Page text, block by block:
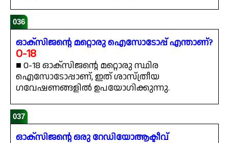
036
ഓക്സിജന്റെ മറ്റൊരു ഐസോടോപ്പ് എന്താണ്?
O-18
■ O-18 ഓക്സിജന്റെ മറ്റൊരു സ്ഥിര
ഐസോടോപ്പാണ്, ഇത് ശാസ്ത്രീയ
ഗവേഷണങ്ങളിൽ ഉപയോഗിക്കുന്നു.
037
ഓക്സിജന്റെ ഒരു റേഡിയോആക്ടീവ്